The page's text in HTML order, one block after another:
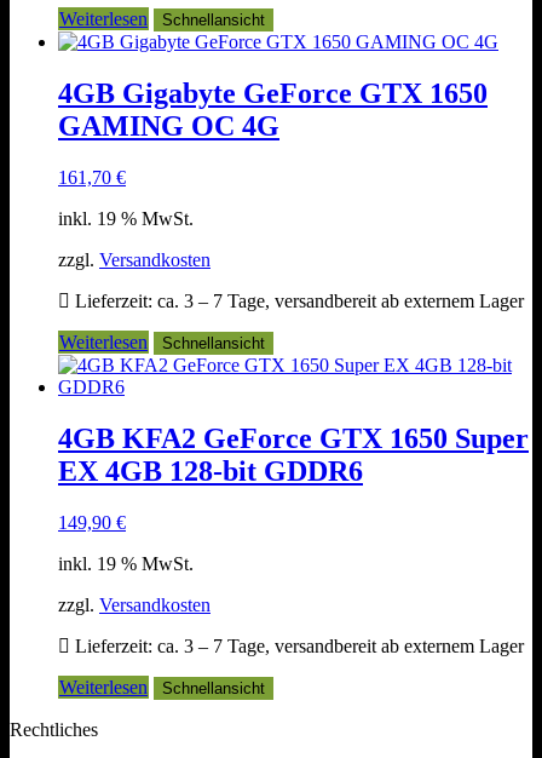
Weiterlesen
Schnellansicht
4GB Gigabyte GeForce GTX 1650
GAMING OC 4G
161,70 €
inkl. 19 % MwSt.
zzgl. Versandkosten
Lieferzeit: ca. 3 – 7 Tage, versandbereit ab externem Lager
Weiterlesen
Schnellansicht
4GB KFA2 GeForce GTX 1650 Super
EX 4GB 128-bit GDDR6
149,90 €
inkl. 19 % MwSt.
zzgl. Versandkosten
Lieferzeit: ca. 3 – 7 Tage, versandbereit ab externem Lager
Weiterlesen
Schnellansicht
Rechtliches